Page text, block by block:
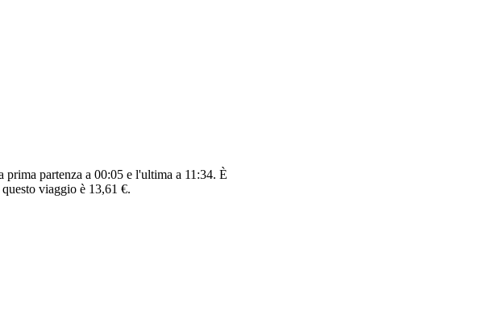
partenza a 00:05 e l'ultima a 11:34. È
viaggio è 13,61 €.